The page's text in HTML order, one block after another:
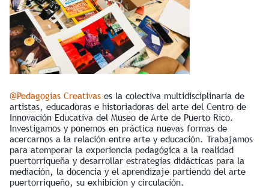
@Pedagogías Creativas es la colectiva multidisciplinaria de
artistas, educadoras e historiadoras del arte del Centro de
Innovación Educativa del Museo de Arte de Puerto Rico.
Investigamos y ponemos en práctica nuevas formas de
acercarnos a la relación entre arte y educación. Trabajamos
para atemperar la experiencia pedagógica a la realidad
puertorriqueña y desarrollar estrategias didácticas para la
mediación, la docencia y el aprendizaje partiendo del arte
puertorriqueño, su exhibicíon y circulación.